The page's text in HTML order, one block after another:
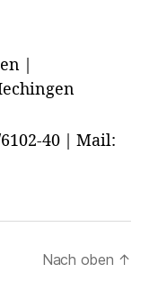
|
40 | Mail:
Nach oben ↑